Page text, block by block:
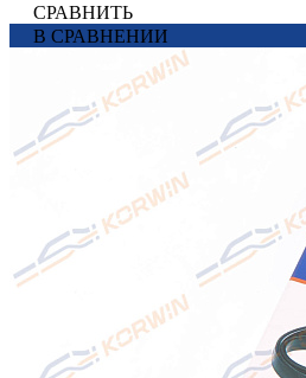
СРАВНИТЬ
В СРАВНЕНИИ